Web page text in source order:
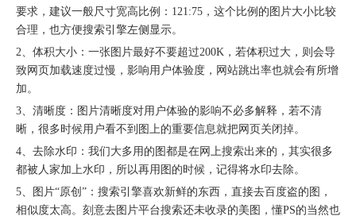
要求，建议一般尺寸宽高比例：121:75，这个比例的图片大小比较
合理，也方便搜索引擎左侧显示。
2、体积大小：一张图片最好不要超过200K，若体积过大，则会导
致网页加载速度过慢，影响用户体验度，网站跳出率也就会有所增
加。
3、清晰度：图片清晰度对用户体验的影响不必多解释，若不清
晰，很多时候用户看不到图上的重要信息就把网页关闭掉。
4、去除水印：我们大多用的图都是在网上搜索出来的，其实很多
都被人家加上水印，所以再用图的时候，记得将水印去除。
5、图片“原创”：搜索引擎喜欢新鲜的东西，直接去百度盗的图，
相似度太高。刻意去图片平台搜索还未收录的美图，懂PS的当然也